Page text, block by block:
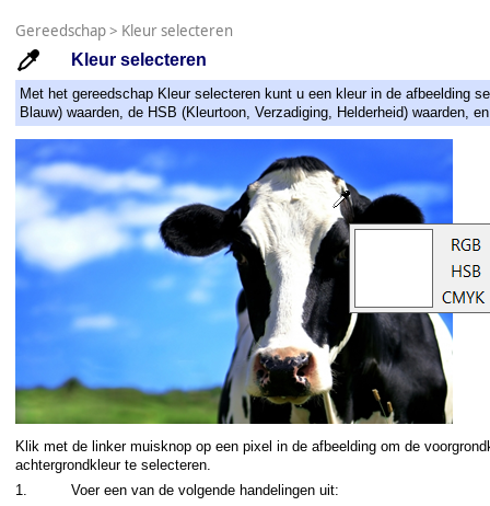
Gereedschap> Kleur selecteren
Kleur selecteren
Met het gereedschap Kleur selecteren kunt u een kleur in de afbeelding
Blauw) waarden, de HSB (Kleurtoon, Verzadiging, Helderheid) waarden,
Klik met de linker muisknop op een pixel in de afbeelding om de
achtergrondkleur te selecteren.
1.
Voer een van de volgende handelingen uit: